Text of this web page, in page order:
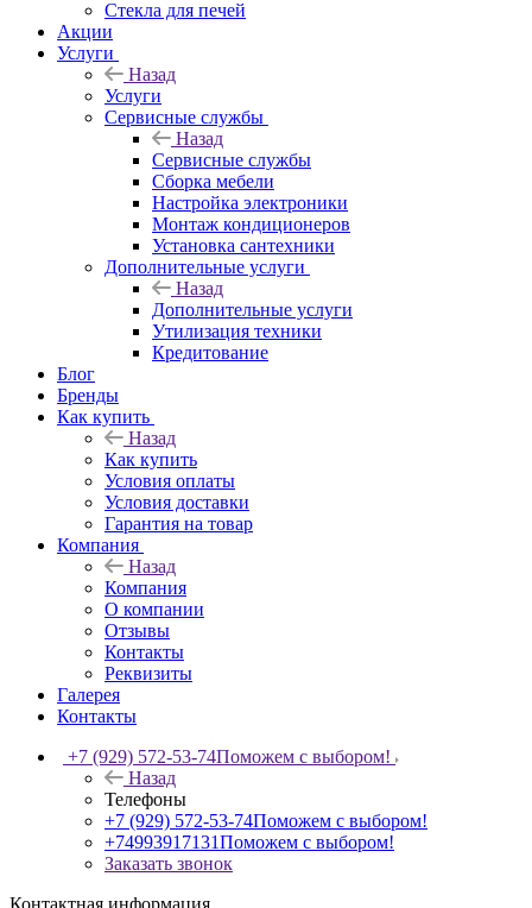
Стекла для печей
Акции
Услуги
Назад
Услуги
Сервисные службы
Назад
Сервисные службы
Сборка мебели
Настройка электроники
Монтаж кондиционеров
Установка сантехники
Дополнительные услуги
Назад
Дополнительные услуги
Утилизация техники
Кредитование
Блог
Бренды
Как купить
Назад
Как купить
Условия оплаты
Условия доставки
Гарантия на товар
Компания
Назад
Компания
О компании
Отзывы
Контакты
Реквизиты
Галерея
Контакты
+7 (929) 572-53-74Поможем с выбором!
Назад
Телефоны
+7 (929) 572-53-74Поможем с выбором!
+74993917131Поможем с выбором!
Заказать звонок
Контактная информация